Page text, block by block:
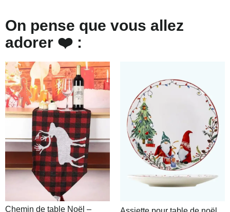
On pense que vous allez
adorer ❤️ :
Chemin de table Noël –